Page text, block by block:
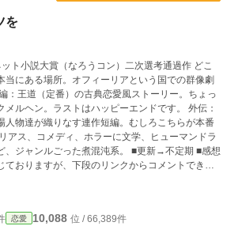
を
ト小説大賞（なろうコン）二次選考通過作 どこ
当にある場所。オフィーリアという国での群像劇
ルヘン。ラストはハッピーエンドです。 外伝：
人物達が織りなす連作短編。むしろこちらが本番
アス、コメディ、ホラーに文学、ヒューマンドラ
ンルごった煮混沌系。 ■更新→不定期 ■感想
ておりますが、下段のリンクからコメントできま
しています。
恋愛 10,088 位 / 66,389件